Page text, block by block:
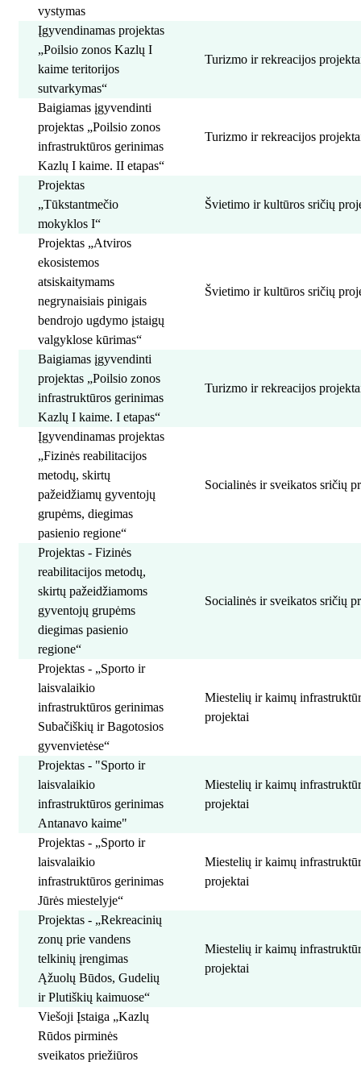
vystymas
Įgyvendinamas projektas
„Poilsio zonos Kazlų I
kaime teritorijos
sutvarkymas“
Turizmo ir rekreacijos
Baigiamas įgyvendinti
projektas „Poilsio zonos
infrastruktūros gerinimas
Kazlų I kaime. II etapas“
Turizmo ir rekreacijos
Projektas
„Tūkstantmečio
mokyklos I“
Švietimo ir kultūros sričių
Projektas „Atviros
ekosistemos
atsiskaitymams
negrynaisiais pinigais
bendrojo ugdymo įstaigų
valgyklose kūrimas“
Švietimo ir kultūros sričių
Baigiamas įgyvendinti
projektas „Poilsio zonos
infrastruktūros gerinimas
Kazlų I kaime. I etapas“
Turizmo ir rekreacijos
Įgyvendinamas projektas
„Fizinės reabilitacijos
metodų, skirtų
pažeidžiamų gyventojų
grupėms, diegimas
pasienio regione“
Socialinės ir sveikatos sričių
Projektas - Fizinės
reabilitacijos metodų,
skirtų pažeidžiamoms
gyventojų grupėms
diegimas pasienio
regione“
Socialinės ir sveikatos sričių
Projektas - „Sporto ir
laisvalaikio
infrastruktūros gerinimas
Subačiškių ir Bagotosios
gyvenvietėse“
Miestelių ir kaimų
projektai
Projektas - "Sporto ir
laisvalaikio
infrastruktūros gerinimas
Antanavo kaime"
Miestelių ir kaimų
projektai
Projektas - „Sporto ir
laisvalaikio
infrastruktūros gerinimas
Jūrės miestelyje“
Miestelių ir kaimų
projektai
Projektas - „Rekreacinių
zonų prie vandens
telkinių įrengimas
Ąžuolų Būdos, Gudelių
ir Plutiškių kaimuose“
Miestelių ir kaimų
projektai
Viešoji Įstaiga „Kazlų
Rūdos pirminės
sveikatos priežiūros